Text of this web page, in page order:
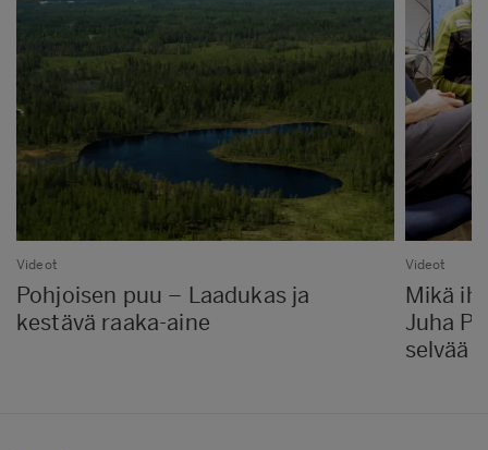
Videot
Pohjoisen puu – Laadukas ja
kestävä raaka-aine
Videot
Mikä
Juha
selvää